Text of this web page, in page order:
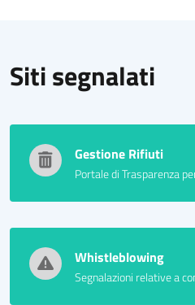
Siti segnalati
Gestione Rifiuti
Portale di Trasparenza
Whistleblowing
Segnalazioni relative a